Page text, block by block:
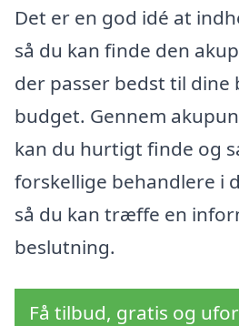
Det er en god idé at
så du kan finde den
der passer bedst til dine
budget. Gennem
kan du hurtigt finde og
forskellige behandlere i
så du kan træffe en
beslutning.
Få tilbud, gratis og